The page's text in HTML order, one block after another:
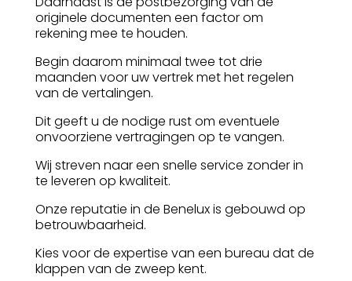
originele documenten een factor om
rekening mee te houden.
Begin daarom minimaal twee tot drie
maanden voor uw vertrek met het regelen
van de vertalingen.
Dit geeft u de nodige rust om eventuele
onvoorziene vertragingen op te vangen.
Wij streven naar een snelle service zonder in
te leveren op kwaliteit.
Onze reputatie in de Benelux is gebouwd op
betrouwbaarheid.
Kies voor de expertise van een bureau dat de
klappen van de zweep kent.